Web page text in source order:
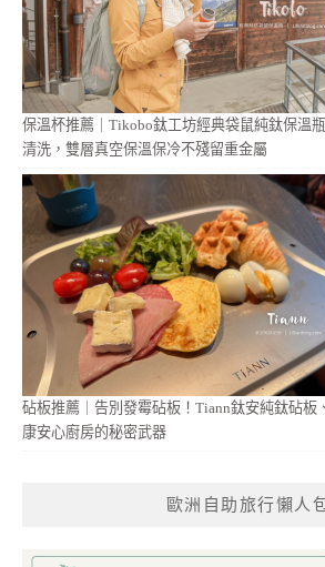
保溫杯推薦｜Tikobo鈦工坊經典袋鼠純鈦保溫
清洗，雙層真空保溫保冷不殘留重金屬
砧板推薦｜告別發霉砧板！Tiann鈦安純鈦砧板
康安心廚房的秘密武器
歐洲自助旅行懶人